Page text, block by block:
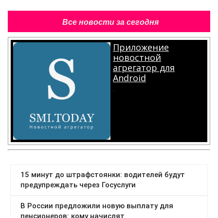
Все новости за сегодня
Приложение
новостной
агрегатор для
Android
.